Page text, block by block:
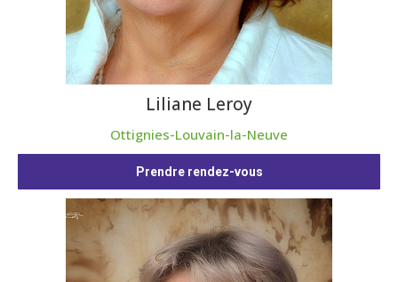
Liliane Leroy
Ottignies-Louvain-la-Neuve
Prendre rendez-vous